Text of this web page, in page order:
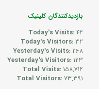
بازدیدکنندگان کلینیک
Today's Visits:42
Today's Visitors:32
Yesterday's Visits:268
Yesterday's Visitors:123
Total Visits:158,712
Total Visitors:73,391